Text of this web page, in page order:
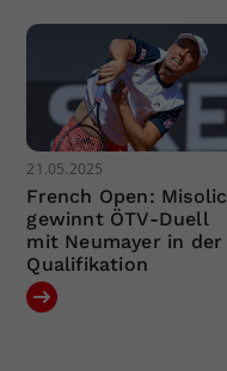
21.05.2025
French Open: Misolic
gewinnt ÖTV-Duell
mit Neumayer in der
Qualifikation